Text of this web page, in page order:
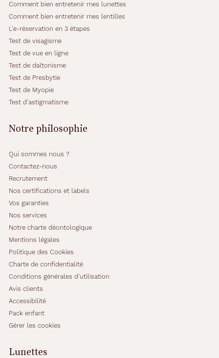
Comment bien entretenir mes lunettes
Comment bien entretenir mes lentilles
L'e-réservation en 3 étapes
Test de visagisme
Test de vue en ligne
Test de daltonisme
Test de Presbytie
Test de Myopie
Test d'astigmatisme
Notre philosophie
Qui sommes nous ?
Contactez-nous
Recrutement
Nos certifications et labels
Vos garanties
Nos services
Notre charte déontologique
Mentions légales
Politique des Cookies
Charte de confidentialité
Conditions générales d'utilisation
Avis clients
Accessibilité
Pack enfant
Gérer les cookies
Lunettes